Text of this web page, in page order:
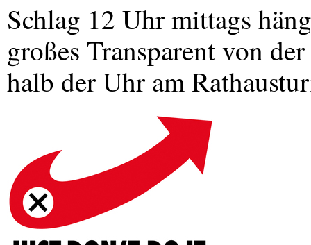
Schlag 12 Uhr mittags
großes Transparent von
halb der Uhr am